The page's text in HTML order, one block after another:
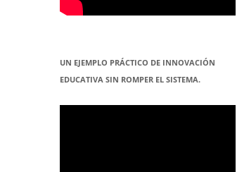
UN EJEMPLO PRÁCTICO DE INNOVACIÓN
EDUCATIVA SIN ROMPER EL SISTEMA.